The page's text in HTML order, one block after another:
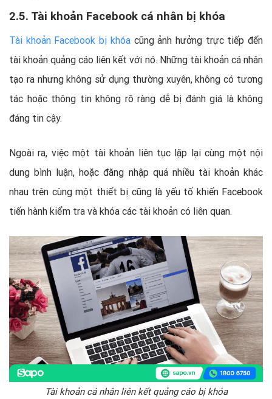
2.5. Tài khoản Facebook cá nhân bị khóa
Tài khoản Facebook bị khóacũng ảnh hưởng trực tiếp đến
tài khoản quảng cáo liên kết với nó. Những tài khoản cá nhân
tạo ra nhưng không sử dụng thường xuyên, không có tương
tác hoặc thông tin không rõ ràng dễ bị đánh giá là không
đáng tin cậy.
Ngoài ra, việc một tài khoản liên tục lặp lại cùng một nội
dung bình luận, hoặc đăng nhập quá nhiều tài khoản khác
nhau trên cùng một thiết bị cũng là yếu tố khiến Facebook
tiến hành kiểm tra và khóa các tài khoản có liên quan.
Tài khoản cá nhân liên kết quảng cáo bị khóa